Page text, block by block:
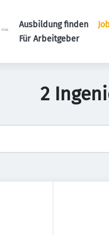
Ausbildung finden
Für Arbeitgeber
2